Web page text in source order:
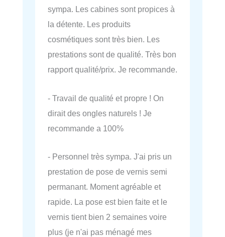
sympa. Les cabines sont propices à
la détente. Les produits
cosmétiques sont très bien. Les
prestations sont de qualité. Très bon
rapport qualité/prix. Je recommande.
- Travail de qualité et propre ! On
dirait des ongles naturels ! Je
recommande a 100%
- Personnel très sympa. J'ai pris un
prestation de pose de vernis semi
permanant. Moment agréable et
rapide. La pose est bien faite et le
vernis tient bien 2 semaines voire
plus (je n'ai pas ménagé mes